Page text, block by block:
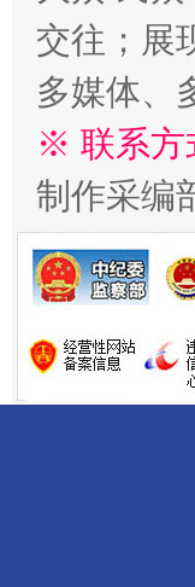
交往；展
多媒体、
※ 联系方
制作采编